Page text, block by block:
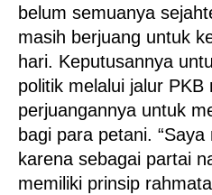
belum semuanya
masih berjuang untuk
hari. Keputusannya
politik melalui jalur PKB
perjuangannya untuk
bagi para petani.
karena sebagai partai
memiliki prinsip